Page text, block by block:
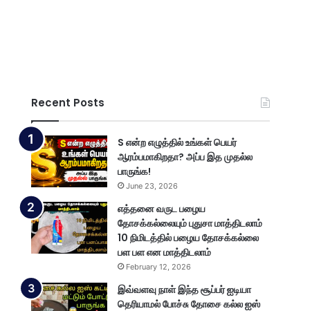
Recent Posts
S என்ற எழுத்தில் உங்கள் பெயர்
ஆரம்பமாகிறதா? அப்ப இத முதல்ல
பாருங்க!
June 23, 2026
எத்தனை வருட பழைய
தோசக்கல்லையும் புதுசா மாத்திடலாம்
10 நிமிடத்தில் பழைய தோசக்கல்லை
பள பள என மாத்திடலாம்
February 12, 2026
இவ்வளவு நாள் இந்த சூப்பர் ஐடியா
தெரியாமல் போச்சு தோசை கல்ல ஐஸ்